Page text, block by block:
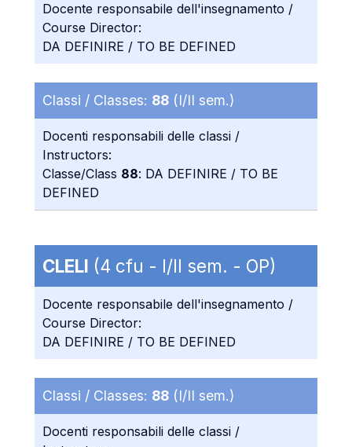
Docente responsabile dell'insegnamento /
Course Director:
DA DEFINIRE / TO BE DEFINED
Classi / Classes: 88 (I/II sem.)
Docenti responsabili delle classi /
Instructors:
Classe/Class 88: DA DEFINIRE / TO BE
DEFINED
CLELI (4 cfu - I/II sem. - OP)
Docente responsabile dell'insegnamento /
Course Director:
DA DEFINIRE / TO BE DEFINED
Classi / Classes: 88 (I/II sem.)
Docenti responsabili delle classi /